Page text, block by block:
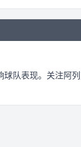
球队表现。关注阿